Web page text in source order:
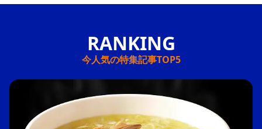
今人気の特集記事TOP5